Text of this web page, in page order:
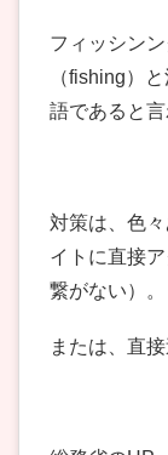
フィッシン
（fishing）
語であると言
対策は、色
イトに直接
繋がない）。
または、直